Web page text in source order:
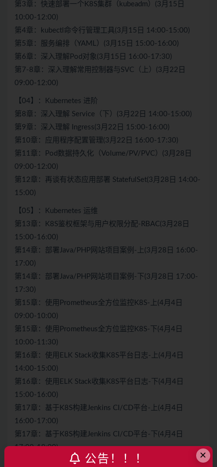
第3章：快速部署一个K8S集群（kubeadm）(3月15日
10:00-12:00)
第4章：kubectl命令行管理工具(3月15日 14:00-15:00)
第5章：服务编排（YAML）(3月15日 15:00-16:00)
第6章：深入理解Pod对象(3月15日 16:00-17:30)
第7-8章：深入理解常用控制器与SVC（上）(3月22日
09:00-12:00)
【04】：Kubernetes 进阶
第8章：深入理解 Service（下）(3月22日 14:00-15:00)
第9章：深入理解 Ingress(3月22日 15:00-16:00)
第10章：应用程序配置管理(3月22日 16:00-17:30)
第11章：Pod数据持久化（Volume/PV/PVC）(3月28日
09:00-12:00)
第12章：再谈有状态应用部署 StatefulSet(3月28日 14:00-
15:00)
【05】：Kubernetes 运维
第13章：K8S鉴权框架与用户权限分配-RBAC(3月28日
15:00-16:00)
第14章：部署Java/PHP网站项目案例-上(3月28日 16:00-
17:00)
第14章：部署Java/PHP网站项目案例-下(3月28日 17:00-
17:30)
第15章：使用Prometheus全方位监控K8S-上(4月4日
09:00-10:00)
第15章：使用Prometheus全方位监控K8S-下(4月4日
10:00-11:30)
第16章：使用ELK Stack收集K8S平台日志-上(4月4日
14:00-15:00)
第16章：使用ELK Stack收集K8S平台日志-下(4月4日
15:00-16:00)
第17章：基于K8S构建Jenkins CI/CD平台-上(4月4日
16:00-17:00)
第17章：基于K8S构建Jenkins CI/CD平台-下(4月4日
17:00-18:00)
【06】：搭建一个完整的 Kubernetes 集群（二进制方式）
×
公告！！！